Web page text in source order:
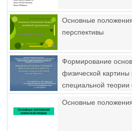
Основные
перспективы
Формирование
физической
специальной теории
Основные